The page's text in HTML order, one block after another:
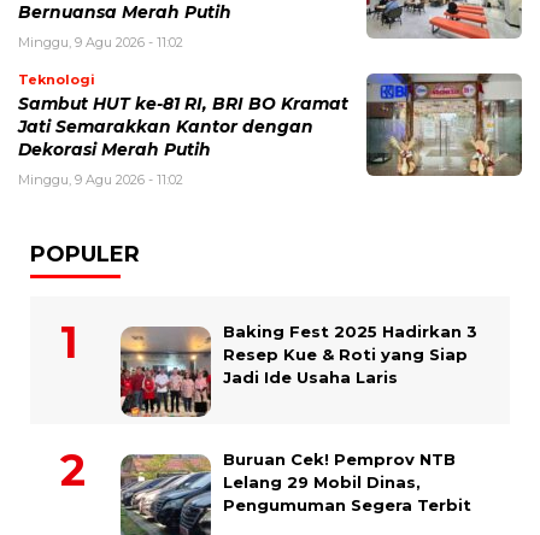
Bernuansa Merah Putih
Minggu, 9 Agu 2026 - 11:02
Teknologi
Sambut HUT ke-81 RI, BRI BO Kramat
Jati Semarakkan Kantor dengan
Dekorasi Merah Putih
Minggu, 9 Agu 2026 - 11:02
POPULER
Baking Fest 2025 Hadirkan 3
Resep Kue & Roti yang Siap
Jadi Ide Usaha Laris
Buruan Cek! Pemprov NTB
Lelang 29 Mobil Dinas,
Pengumuman Segera Terbit